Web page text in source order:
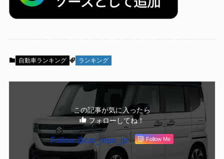
自動車ランキング ランキング
この記事が気に入ったら
フォローしてね！
Follow @car_repo_jp Follow Me